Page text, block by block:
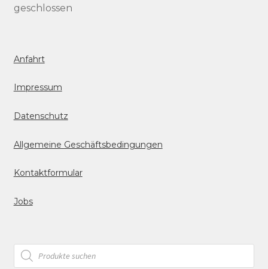
geschlossen
Anfahrt
Impressum
Datenschutz
Allgemeine Geschäftsbedingungen
Kontaktformular
Jobs
Products
search